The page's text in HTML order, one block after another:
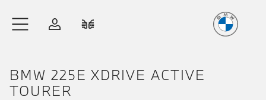
Anmelden
BMW 225E XDRIVE ACTIVE
TOURER